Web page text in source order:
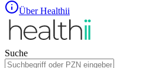
Über Healthii
Suche